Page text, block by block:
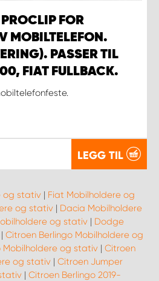
PROCLIP FOR
MOBILTELEFON.
PASSER TIL
FIAT FULLBACK.
LEGG TIL
og stativ| Fiat Mobilholdere og
og stativ| Dacia Mobilholdere
og stativ | Dodge
| Citroen Berlingo Mobilholdere og
Mobilholdere og stativ | Citroen
og stativ| Citroen Jumper
| Citroen Berlingo 2019-